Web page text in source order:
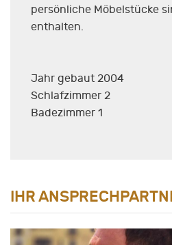
persönliche Möbelstücke
enthalten.
Jahr gebaut 2004
Schlafzimmer 2
Badezimmer 1
IHR